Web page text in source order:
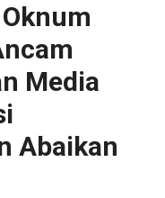
Media
Abaikan